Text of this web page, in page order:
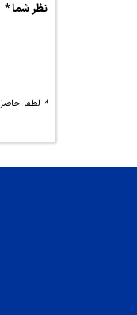
نظر شما *
* لطفا